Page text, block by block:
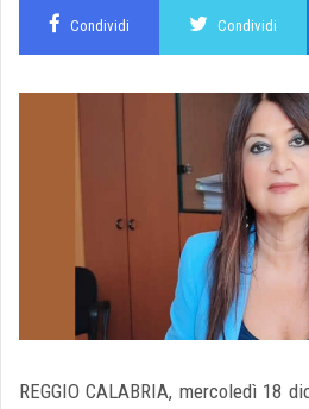
Condividi Condividi
REGGIO CALABRIA, mercoledì 18